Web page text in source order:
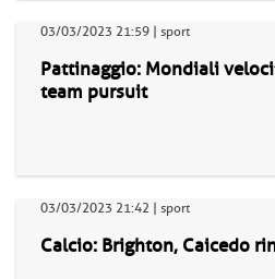
03/03/2023 21:59 | sport
Pattinaggio: Mondiali
team pursuit
03/03/2023 21:42 | sport
Calcio: Brighton, Caicedo